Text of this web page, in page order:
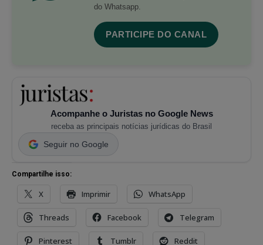
do Whatsapp.
PARTICIPE DO CANAL
Acompanhe o Juristas no Google News
receba as principais notícias jurídicas do Brasil
Seguir no Google
Compartilhe isso:
X Imprimir WhatsApp
Threads Facebook Telegram
Pinterest Tumblr Reddit